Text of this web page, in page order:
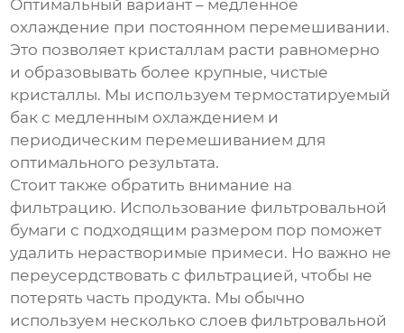
Оптимальный вариант – медленное
охлаждение при постоянном перемешивании.
Это позволяет кристаллам расти равномерно
и образовывать более крупные, чистые
кристаллы. Мы используем термостатируемый
бак с медленным охлаждением и
периодическим перемешиванием для
оптимального результата.
Стоит также обратить внимание на
фильтрацию. Использование фильтровальной
бумаги с подходящим размером пор поможет
удалить нерастворимые примеси. Но важно не
переусердствовать с фильтрацией, чтобы не
потерять часть продукта. Мы обычно
используем несколько слоев фильтровальной